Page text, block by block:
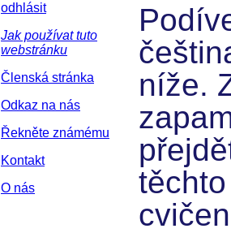
odhlásit
Jak používat tuto
webstránku
Členská stránka
Odkaz na nás
Řekněte známému
Kontakt
O nás
níže.